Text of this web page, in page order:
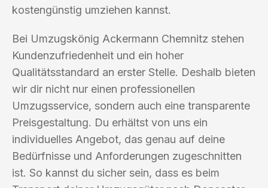
kostengünstig umziehen kannst.
Bei Umzugskönig Ackermann Chemnitz stehen
Kundenzufriedenheit und ein hoher
Qualitätsstandard an erster Stelle. Deshalb bieten
wir dir nicht nur einen professionellen
Umzugsservice, sondern auch eine transparente
Preisgestaltung. Du erhältst von uns ein
individuelles Angebot, das genau auf deine
Bedürfnisse und Anforderungen zugeschnitten
ist. So kannst du sicher sein, dass es beim